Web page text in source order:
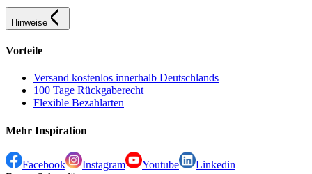
Hinweise
Vorteile
Versand kostenlos innerhalb Deutschlands
100 Tage Rückgaberecht
Flexible Bezahlarten
Mehr Inspiration
Facebook Instagram Youtube
Linkedin